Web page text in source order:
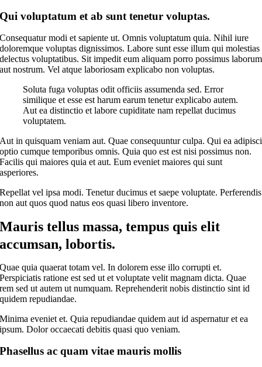
Qui voluptatum et ab sunt tenetur voluptas.
Consequatur modi et sapiente ut. Omnis voluptatum quia. Nihil iure
doloremque voluptas dignissimos. Labore sunt esse illum qui molestias
delectus voluptatibus. Sit impedit eum aliquam porro possimus laborum
aut nostrum. Vel atque laboriosam explicabo non voluptas.
Soluta fuga voluptas odit officiis assumenda sed. Error
similique et esse est harum earum tenetur explicabo autem.
Aut ea distinctio et labore cupiditate nam repellat ducimus
voluptatem.
Aut in quisquam veniam aut. Quae consequuntur culpa. Qui ea adipisci
optio cumque temporibus omnis. Quia quo est est nisi possimus non.
Facilis qui maiores quia et aut. Eum eveniet maiores qui sunt
asperiores.
Repellat vel ipsa modi. Tenetur ducimus et saepe voluptate. Perferendis
non aut quos quod natus eos quasi libero inventore.
Mauris tellus massa, tempus quis elit
accumsan, lobortis.
Quae quia quaerat totam vel. In dolorem esse illo corrupti et.
Perspiciatis ratione est sed ut et voluptate velit magnam dicta. Quae
rem sed ut autem ut numquam. Reprehenderit nobis distinctio sint id
quidem repudiandae.
Minima eveniet et. Quia repudiandae quidem aut id aspernatur et ea
ipsum. Dolor occaecati debitis quasi quo veniam.
Phasellus ac quam vitae mauris mollis